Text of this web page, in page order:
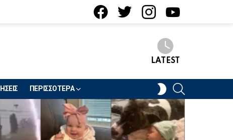
LATEST
ΠΕΡΙΣΣΟΤΕΡΑ
SWITCH
SKIN